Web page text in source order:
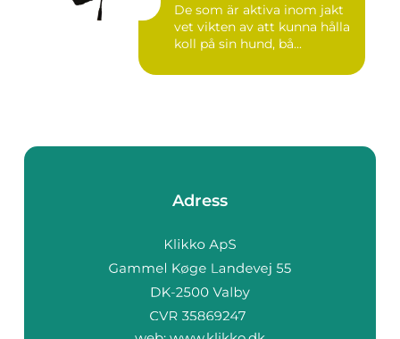
De som är aktiva inom jakt
vet vikten av att kunna hålla
koll på sin hund, bå...
Adress